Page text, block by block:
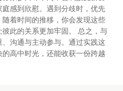
感到欣慰。遇到分歧时，优先
着时间的推移，你会发现这些
此的关系更加牢固。 总之，与
沟通与主动参与。通过实践这
高中时光，还能收获一份跨越